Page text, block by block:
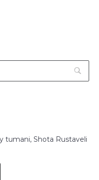
tumani, Shota Rustaveli